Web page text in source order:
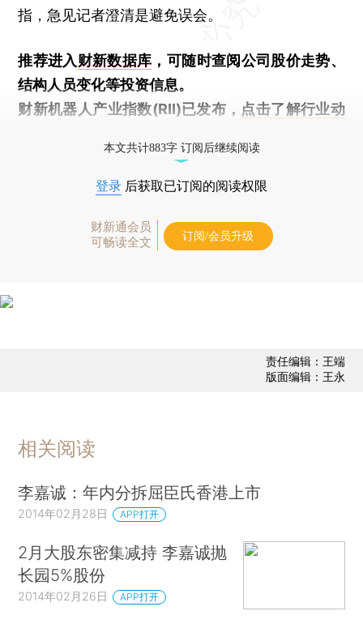
指，急见记者澄清是避免误会。
推荐进入财新数据库 ，可随时查阅公司股价走势、
结构人员变化等投资信息。
财新机器人产业指数(RII)已发布， 点击了解行业动
本文共计883字 订阅后继续阅读
登录 后获取已订阅的阅读权限
财新通会员
可畅读全文
订阅/会员升级
责任编辑：王端
版面编辑：王永
相关阅读
李嘉诚：年内分拆屈臣氏香港上市
2014年02月28日 APP打开
2月大股东密集减持 李嘉诚抛
长园5%股份
2014年02月26日 APP打开